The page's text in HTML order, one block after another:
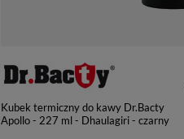
Kubek termiczny do kawy Dr.Bacty
Apollo - 227 ml - Dhaulagiri - czarny